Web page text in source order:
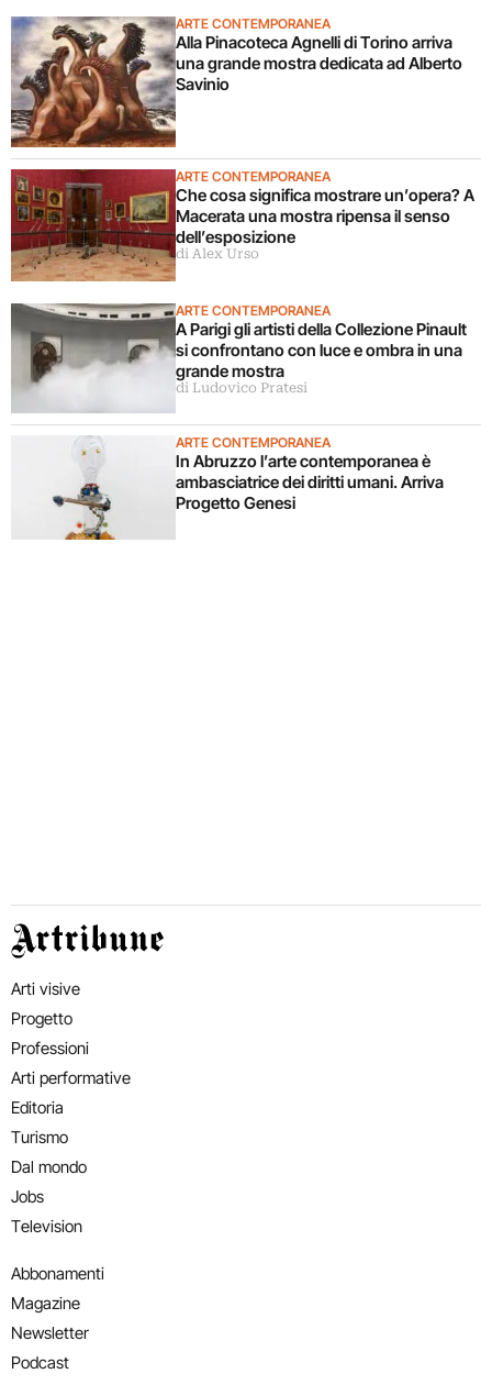
ARTE CONTEMPORANEA
Alla Pinacoteca Agnelli di Torino arriva
una grande mostra dedicata ad Alberto
Savinio
ARTE CONTEMPORANEA
Che cosa significa mostrare un’opera? A
Macerata una mostra ripensa il senso
dell’esposizione
di Alex Urso
ARTE CONTEMPORANEA
A Parigi gli artisti della Collezione Pinault
si confrontano con luce e ombra in una
grande mostra
di Ludovico Pratesi
ARTE CONTEMPORANEA
In Abruzzo l’arte contemporanea è
ambasciatrice dei diritti umani. Arriva
Progetto Genesi
Artribune
Arti visive
Progetto
Professioni
Arti performative
Editoria
Turismo
Dal mondo
Jobs
Television
Abbonamenti
Magazine
Newsletter
Podcast